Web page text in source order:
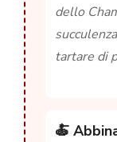
dello
tartare di
🍝